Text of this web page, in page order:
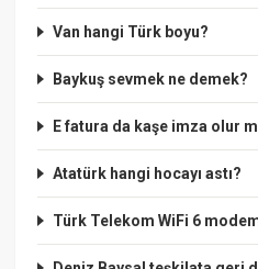
Van hangi Türk boyu?
Baykuş sevmek ne demek?
E fatura da kaşe imza olur
Atatürk hangi hocayı astı?
Türk Telekom WiFi 6